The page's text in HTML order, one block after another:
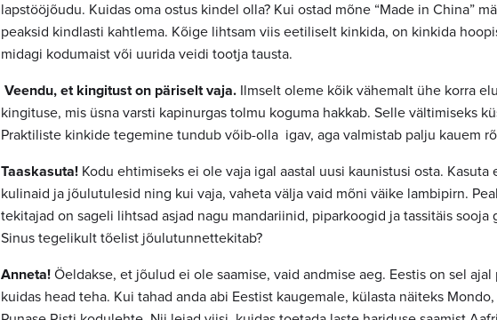
lapstööjõudu. Kuidas oma ostus kindel olla? Kui ostad mõne “Made in China”
peaksid kindlasti kahtlema. Kõige lihtsam viis eetiliselt kinkida, on kinkida
midagi kodumaist või uurida veidi tootja tausta.
Veendu, et kingitust on päriselt vaja. Ilmselt oleme kõik vähemalt ühe korra
kingituse, mis üsna varsti kapinurgas tolmu koguma hakkab. Selle vältimiseks
Praktiliste kinkide tegemine tundub võib-olla igav, aga valmistab palju kauem
Taaskasuta! Kodu ehtimiseks ei ole vaja igal aastal uusi kaunistusi osta. Kasuta
kulinaid ja jõulutulesid ning kui vaja, vaheta välja vaid mõni väike lambipirn.
tekitajad on sageli lihtsad asjad nagu mandariinid, piparkoogid ja tassitäis sooja
Sinus tegelikult tõelist jõulutunnettekitab?
Anneta! Öeldakse, et jõulud ei ole saamise, vaid andmise aeg. Eestis on sel ajal
kuidas head teha. Kui tahad anda abi Eestist kaugemale, külasta näiteks